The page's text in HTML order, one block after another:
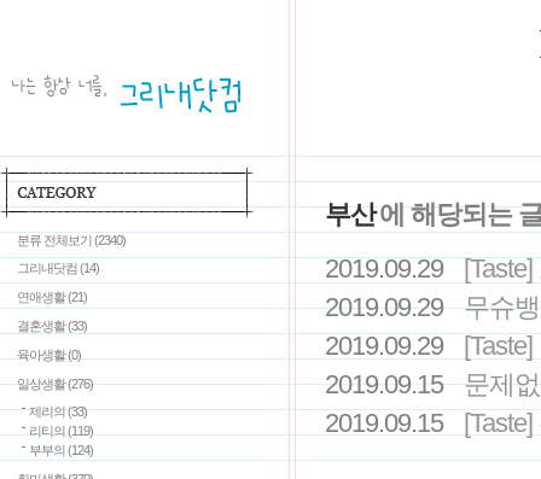
부산에 해당되는
2019.09.29
2019.09.29
무슈
2019.09.29
2019.09.15
문제
2019.09.15
분류 전체보기(2340)
그리내닷컴(14)
연애생활(21)
결혼생활(33)
육아생활(0)
일상생활(276)
제리의(33)
리티의(119)
부부의(124)